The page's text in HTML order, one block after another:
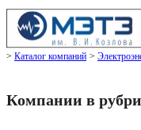
Каталог компаний
Компании в